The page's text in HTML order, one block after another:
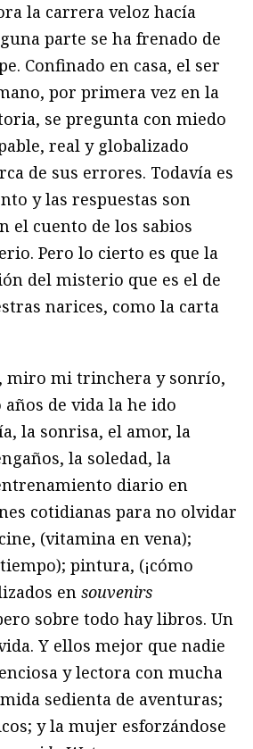
la carrera veloz hacía
parte se ha frenado de
Confinado en casa, el ser
por primera vez en la
se pregunta con miedo
real y globalizado
de sus errores. Todavía es
y las respuestas son
el cuento de los sabios
Pero lo cierto es que la
del misterio que es el de
narices, como la carta
miro mi trinchera y sonrío,
de vida la he ido
la sonrisa, el amor, la
la soledad, la
diario en
cotidianas para no olvidar
(vitamina en vena);
pintura, (¡cómo
en souvenirs
sobre todo hay libros. Un
Y ellos mejor que nadie
y lectora con mucha
sedienta de aventuras;
y la mujer esforzándose